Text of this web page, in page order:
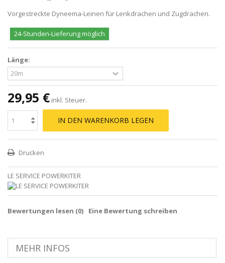
Vorgestreckte Dyneema-Leinen für Lenkdrachen und Zugdrachen.
24-Stunden-Lieferung möglich
Länge:
29,95 € inkl. Steuer.
IN DEN WARENKORB LEGEN
Drucken
LE SERVICE POWERKITER
Bewertungen lesen (0) Eine Bewertung schreiben
MEHR INFOS